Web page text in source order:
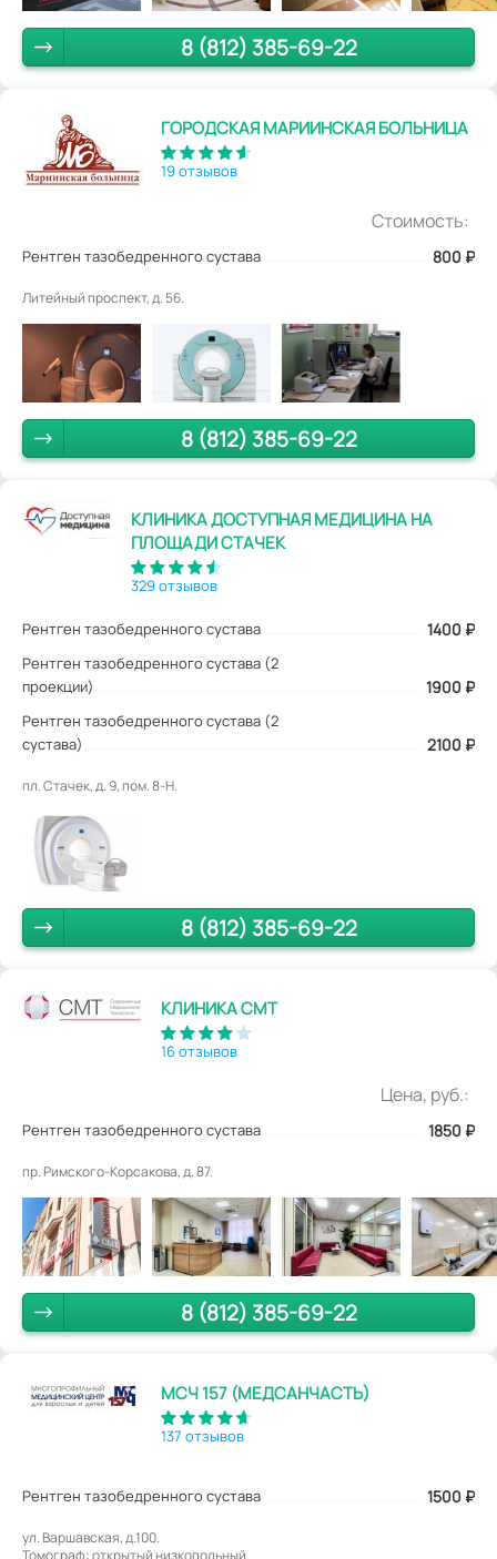
8 (812) 385-69-22
ГОРОДСКАЯ МАРИИНСКАЯ БОЛЬНИЦА
19 отзывов
Стоимость:
Рентген тазобедренного сустава 800 ₽
Литейный проспект, д. 56.
8 (812) 385-69-22
КЛИНИКА ДОСТУПНАЯ МЕДИЦИНА НА
ПЛОЩАДИ СТАЧЕК
329 отзывов
Рентген тазобедренного сустава 1400 ₽
Рентген тазобедренного сустава (2
проекции)
1900 ₽
Рентген тазобедренного сустава (2
сустава)
2100 ₽
пл. Стачек, д. 9, пом. 8-Н.
8 (812) 385-69-22
КЛИНИКА СМТ
16 отзывов
Цена, руб.:
Рентген тазобедренного сустава 1850 ₽
пр. Римского-Корсакова, д. 87.
8 (812) 385-69-22
МСЧ 157 (МЕДСАНЧАСТЬ)
137 отзывов
Рентген тазобедренного сустава 1500 ₽
ул. Варшавская, д.100.
Томограф: открытый низкопольный